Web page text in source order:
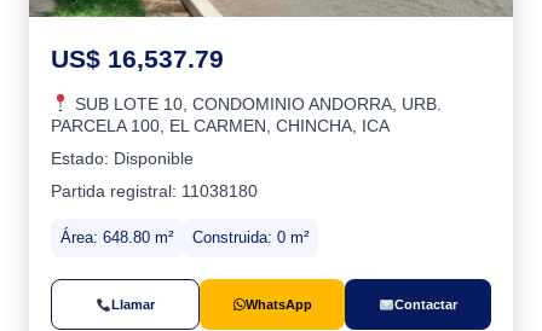
US$ 16,537.79
SUB LOTE 10, CONDOMINIO ANDORRA, URB.
PARCELA 100, EL CARMEN, CHINCHA, ICA
Estado: Disponible
Partida registral: 11038180
Área: 648.80 m² Construida: 0 m²
Llamar WhatsApp Contactar